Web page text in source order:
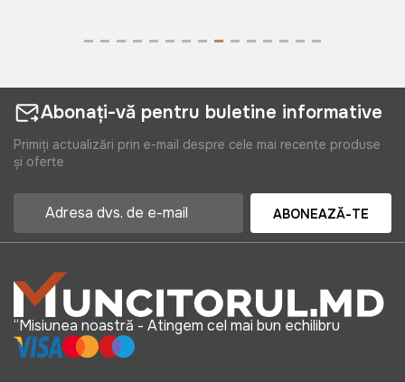
Abonați-vă pentru buletine informative
Primiți actualizări prin e-mail despre cele mai recente produse
și oferte
ABONEAZĂ-TE
“Misiunea noastră - Atingem cel mai bun echilibru